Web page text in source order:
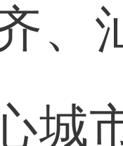
、
城